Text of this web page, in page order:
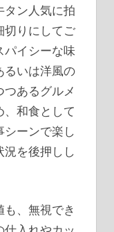
タン人気に拍
切りにしてご
パイシーな味
るいは洋風の
あるグルメ
和食として
シーンで楽し
況を後押しし
、無視でき